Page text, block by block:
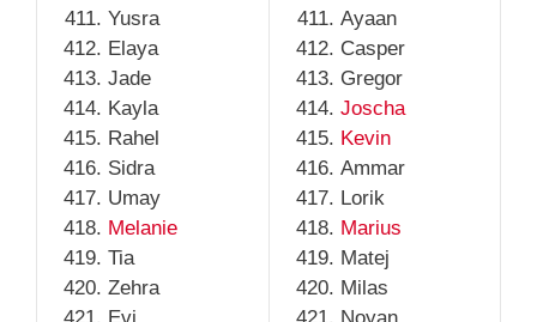
Yusra
Elaya
Jade
Kayla
Rahel
Sidra
Umay
Melanie
Tia
Zehra
Evi
Ayaan
Casper
Gregor
Joscha
Kevin
Ammar
Lorik
Marius
Matej
Milas
Noyan